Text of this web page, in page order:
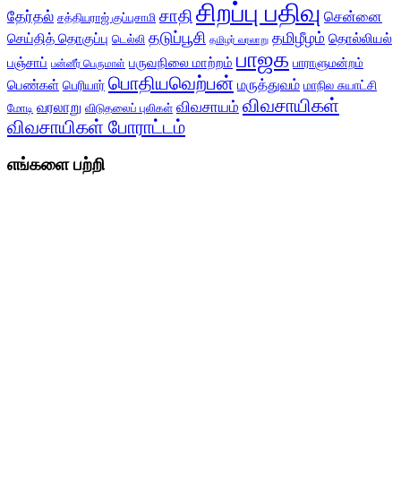
தேர்தல் சத்தியராஜ் குப்புசாமி சாதிசிறப்பு பதிவு சென்னை
செய்தித் தொகுப்பு டெல்லி தடுப்பூசி தமிழர் வரலாறு தமிழீழம் தொல்லியல்
பஞ்சாப் பன்னீர் பெருமாள் பருவநிலை மாற்றம் பாஜக பாராளுமன்றம்
பெண்கள் பெரியார் பொதியவெற்பன் மருத்துவம் மாநில சுயாட்சி
மோடி வரலாறு விடுதலைப் புலிகள் விவசாயம் விவசாயிகள்
விவசாயிகள் போராட்டம்
எங்களை பற்றி